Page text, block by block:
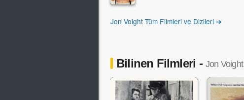
Jon Voight Tüm Filmleri ve Dizileri ➔
Bilinen Filmleri - Jon Voight